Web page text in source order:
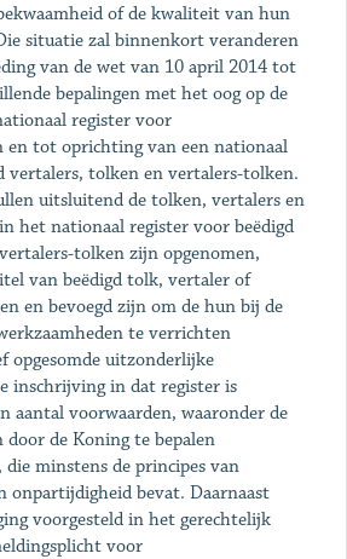
of de kwaliteit van hun
situatie zal binnenkort veranderen
van de wet van 10 april 2014 tot
bepalingen met het oog op de
register voor
en tot oprichting van een nationaal
vertalers, tolken en vertalers-tolken.
uitsluitend de tolken, vertalers en
het nationaal register voor beëdigd
tolken zijn opgenomen,
van beëdigd tolk, vertaler of
en bevoegd zijn om de hun bij de
te verrichten
opgesomde uitzonderlijke
inschrijving in dat register is
aantal voorwaarden, waaronder de
de Koning te bepalen
die minstens de principes van
onpartijdigheid bevat. Daarnaast
voorgesteld in het gerechtelijk
voor